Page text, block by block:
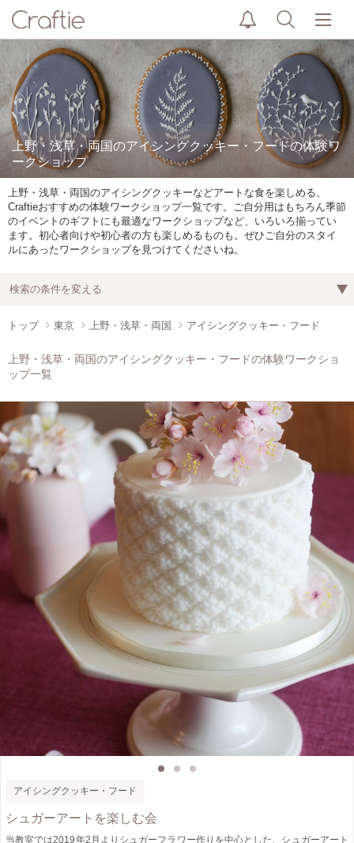
上野・浅草・両国のアイシングクッキー・フードの体験ワ
ークショップ
上野・浅草・両国のアイシングクッキーなどアートな食を楽しめる、
Craftieおすすめの体験ワークショップ一覧です。ご自分用はもちろん季節
のイベントのギフトにも最適なワークショップなど、いろいろ揃ってい
ます。初心者向けや初心者の方も楽しめるものも。ぜひご自分のスタイ
ルにあったワークショップを見つけてくださいね。
検索の条件を変える
トップ 東京 上野・浅草・両国 アイシングクッキー・フード
上野・浅草・両国のアイシングクッキー・フードの体験ワークショ
ップ一覧
アイシングクッキー・フード
シュガーアートを楽しむ会
当教室では2019年2月よりシュガーフラワー作りを中心とした、シュガーアート